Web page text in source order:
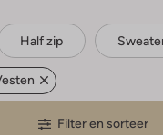
Half zip
Filter en sorteer